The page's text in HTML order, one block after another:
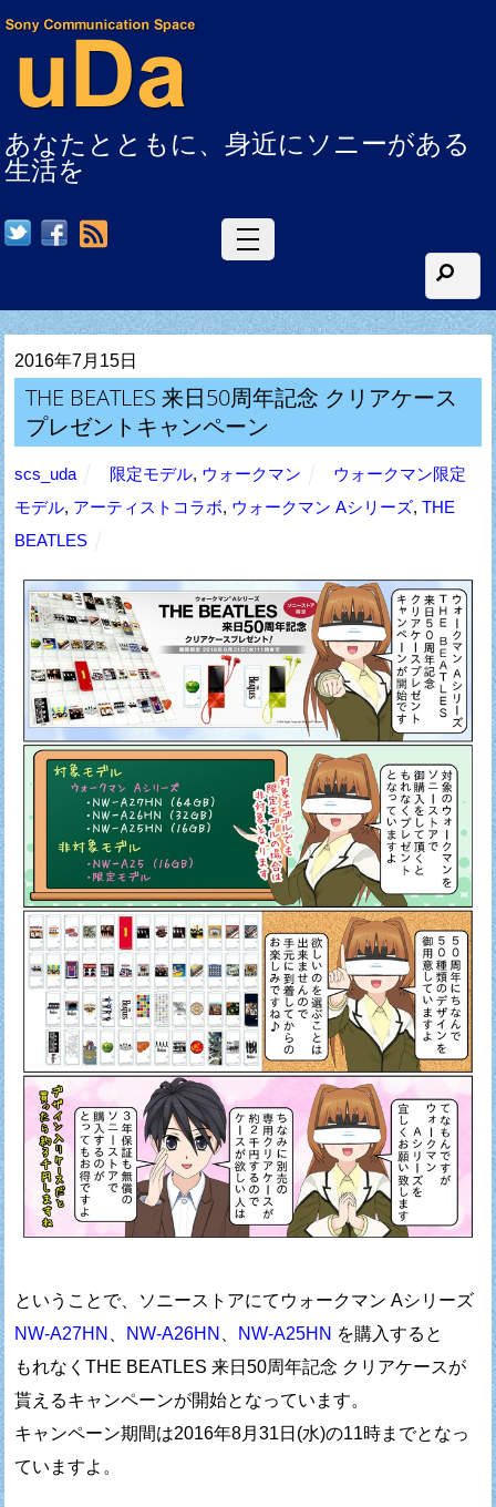
あなたとともに、身近にソニーがある
生活を
2016年7月15日
THE BEATLES 来日50周年記念 クリアケース
プレゼントキャンペーン
scs_uda 限定モデル, ウォークマン
ウォークマン限定
モデル, アーティストコラボ, ウォークマン Aシリーズ,THE
BEATLES
ということで、ソニーストアにてウォークマン Aシリーズ
NW-A27HN
NW-A26HN NW-A25HN を購入すると
もれなくTHE BEATLES 来日50周年記念 クリアケースが
貰えるキャンペーンが開始となっています。
キャンペーン期間は2016年8月31日(水)の11時までとなっ
ていますよ。